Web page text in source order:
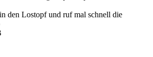
den Lostopf und ruf mal schnell die